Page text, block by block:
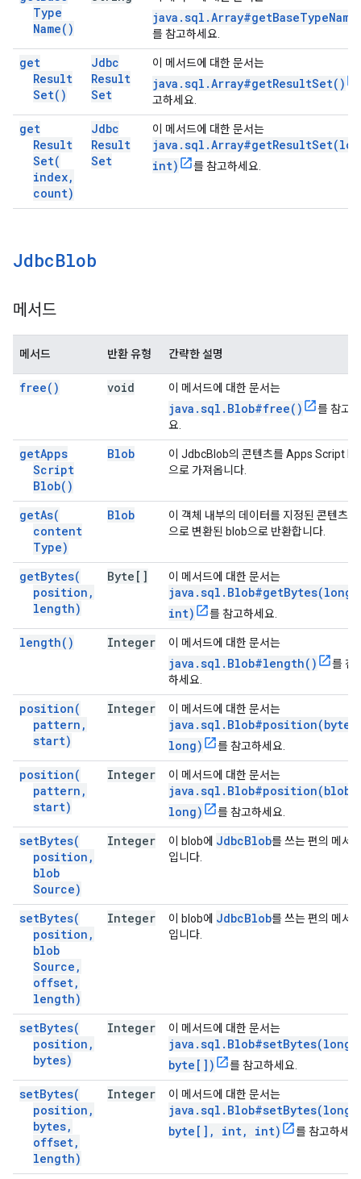
Type
Name( ) 를 참고하세요.
get
Result
Set( )
Jdbc
Result
Set
이 메서드에 대한 문서는
java.sql.Array#getResultSet()
고하세요.
get
Result
Set(
index,
count)
Jdbc
Result
Set
이 메서드에 대한 문서는
int)
를 참고하세요.
JdbcBlob
메서드
메서드 반환 유형 간략한 설명
free( ) void 이 메서드에 대한 문서는
java.sql.Blob#free()
를 참고
요.
getApps
Script
Blob( )
Blob
이 JdbcBlob의 콘텐츠를 Apps Script
으로 가져옵니다.
getAs(
content
Type)
Blob
이 객체 내부의 데이터를 지정된 콘텐츠
으로 변환된 blob으로 반환합니다.
getBytes(
position ,
length)
Byte[] 이 메서드에 대한 문서는
java.sql.Blob#getBytes(long,
int)
를 참고하세요.
length( ) Integer 이 메서드에 대한 문서는
java.sql.Blob#length()
를 참
하세요.
position(
pattern ,
start)
Integer 이 메서드에 대한 문서는
long)
를 참고하세요.
position(
pattern ,
start)
Integer 이 메서드에 대한 문서는
java.sql.Blob#position(blob,
long)
를 참고하세요.
setBytes(
position ,
blob
Source)
Integer 이 blob에 JdbcBlob를 쓰는 편의 메서
입니다.
setBytes(
position ,
blob
Source ,
offset,
length)
Integer 이 blob에 JdbcBlob를 쓰는 편의 메서
입니다.
setBytes(
position ,
bytes)
Integer 이 메서드에 대한 문서는
java.sql.Blob#setBytes(long,
byte[])
를 참고하세요.
setBytes(
position ,
bytes,
offset,
length)
Integer 이 메서드에 대한 문서는
java.sql.Blob#setBytes(long,
byte[], int, int)
를 참고하세